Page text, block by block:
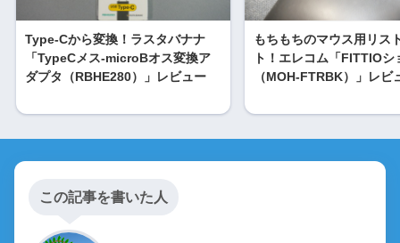
Type-Cから変換！ラスタバナナ
「TypeCメス-microBオス変換ア
ダプタ（RBHE280）」レビュー
もちもちのマウス用リス
ト！エレコム「FITTIOシ
（MOH-FTRBK）」レビ
この記事を書いた人